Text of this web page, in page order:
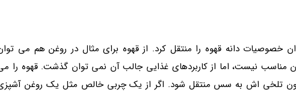
دانه قهوه را منتقل کرد. از قهوه برای مثال در روغن هم می
مناسب نیست، اما از کاربردهای غذایی جالب آن نمی توان گذشت. قهوه را
تلخی اش به سس منتقل شود. اگر از یک چربی خالص مثل یک روغن